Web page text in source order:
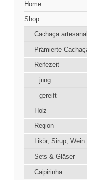
Home
Shop
Cachaça artesanal
Prämierte
Reifezeit
jung
gereift
Holz
Region
Likör, Sirup, Wein
Sets & Gläser
Caipirinha